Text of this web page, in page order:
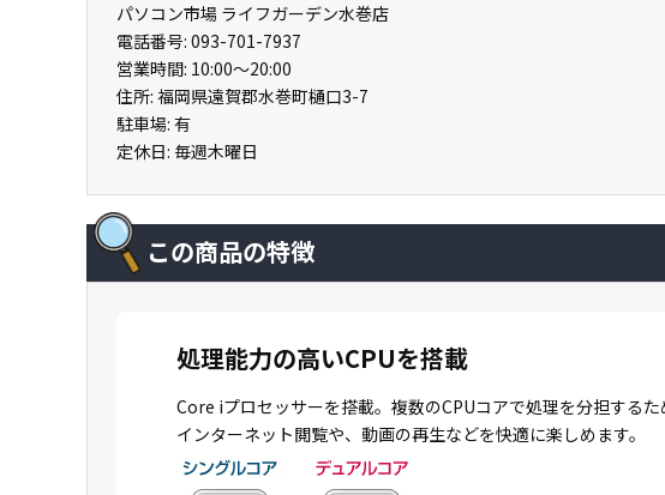
パソコン市場 ライフガーデン水巻店
電話番号: 093-701-7937
営業時間: 10:00～20:00
住所: 福岡県遠賀郡水巻町樋口3-7
駐車場: 有
定休日: 毎週木曜日
この商品の特徴
処理能力の高いCPUを搭載
Core iプロセッサーを搭載。複数のCPUコアで処理を分担する
インターネット閲覧や、動画の再生などを快適に楽しめます。